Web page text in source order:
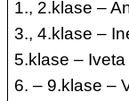
1., 2.klase –
3., 4.klase –
5.klase –
6. – 9.klase –